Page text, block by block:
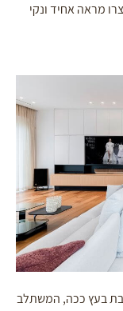
מראה אחיד ונקי
בעץ ככה, המשתלב